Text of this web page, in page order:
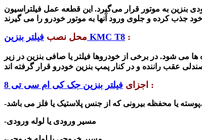
به موتور قرار می‌گیرد. این قطعه عمل فیلتراسیون
محل نصب فیلتر بنزین KMC T8 :
ها می شود. در برخی از خودروها فیلتر یا صافی بنزین در زیر
اجزای فیلتر بنزین جک کی ام سی تی 8 :
-پوسته یا محفظه بیرونی که از جنس پلاستیک یا فلز می باشد.
-مسیر ورودی یا لوله ورودی